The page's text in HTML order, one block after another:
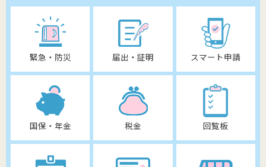
緊急・防災 届出・証明 スマート申請
国保・年金 税金 回覧板